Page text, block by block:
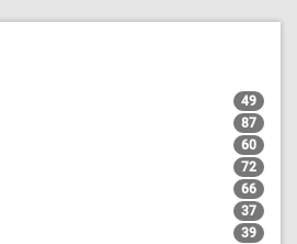
49
87
60
72
66
37
39